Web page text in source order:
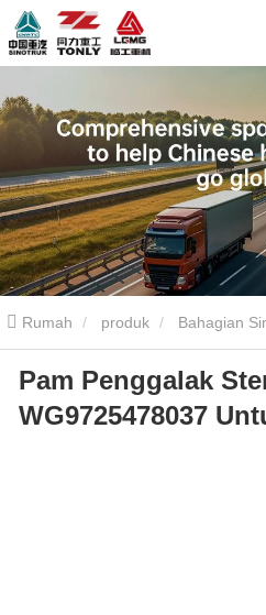
Rumah produk Bahagian
Sinotruk Pam Penggalak Stereng Sinotruk WG9725478037
Untuk Lori Howo
Pam Penggalak
WG9725478037